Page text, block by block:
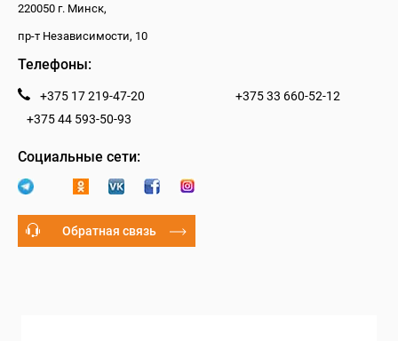
220050 г. Минск,
пр-т Независимости, 10
Телефоны:
+375 17 219-47-20
+375 33 660-52-12
+375 44 593-50-93
Социальные сети:
Обратная связь